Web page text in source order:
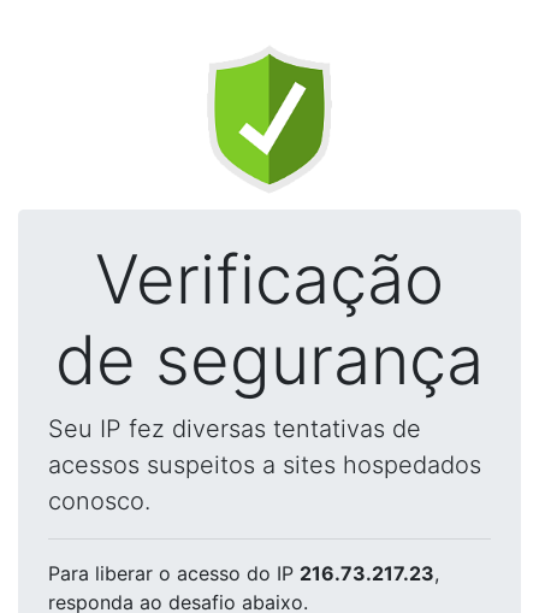
Verificação
de segurança
Seu IP fez diversas tentativas de
acessos suspeitos a sites hospedados
conosco.
Para liberar o acesso do IP 216.73.217.23,
responda ao desafio abaixo.